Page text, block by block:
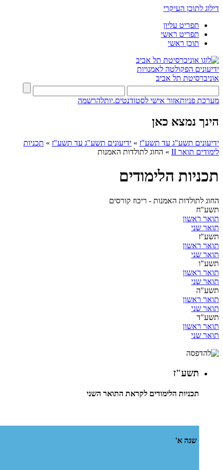
דילוג לתוכן העיקרי
תפריט עליון
תפריט ראשי
תוכן ראשי
ידיעונים הפקולטה לאמנויות
אוניברסיטת תל אביב
מערכת פניותאזור אישי לסטודנטים.יותלהרשמה
הינך נמצא כאן
ידיעונים תשע"ג עד תשע"ז » ידיעונים תשע"ג עד תשע"ז » תכניות
לימודים תואר II
» החוג לתולדות האמנות
תכניות הלימודים
החוג לתולדות האמנות - ריכוז קורסים
תשע"ח
תואר ראשון
תואר שני
תשע"ז
תואר ראשון
תואר שני
תשע"ו
תואר ראשון
תואר שני
תשע"ה
תואר ראשון
תואר שני
תשע"ד
תואר ראשון
תואר שני
תשע"ז
תכניות הלימודים לקראת התואר השני
שנה א'